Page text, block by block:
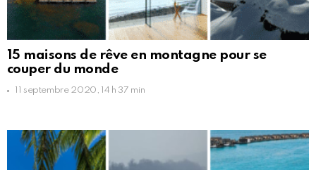
15 maisons de rêve en montagne pour se
couper du monde
11 septembre 2020, 14 h 37 min